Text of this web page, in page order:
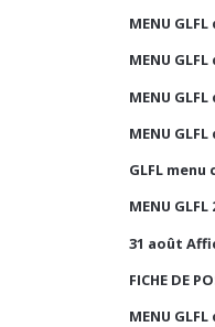
MENU
MENU
MENU
MENU
GLFL menu
MENU
31 août
FICHE DE
MENU